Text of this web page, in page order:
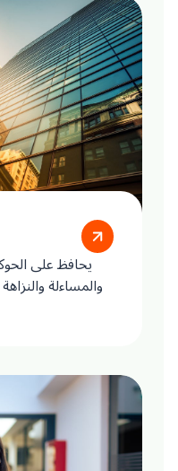
يحافظ على
والمساءلة